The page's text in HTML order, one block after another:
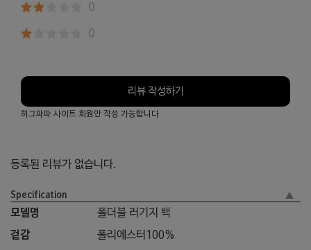
0
0
리뷰 작성하기
허그파파 사이트 회원만 작성 가능합니다.
등록된 리뷰가 없습니다.
Specification
모델명
폴더블 러기지 백
겉감
폴리에스터100%